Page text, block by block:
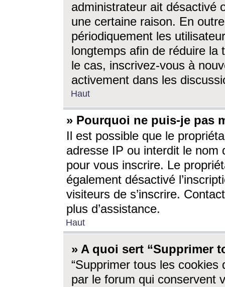
administrateur ait désactivé
une certaine raison. En
périodiquement les
longtemps afin de réduire la
le cas, inscrivez-vous à
activement dans les
Haut
» Pourquoi ne puis-je pas
Il est possible que le
adresse IP ou interdit le nom
pour vous inscrire. Le
également désactivé
visiteurs de s’inscrire.
plus d’assistance.
Haut
» A quoi sert “Supprimer
“Supprimer tous les cookies
par le forum qui conservent